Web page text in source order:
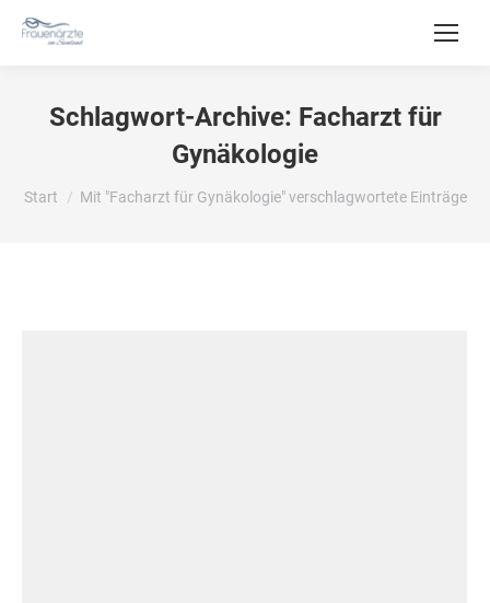
Schlagwort-Archive: Facharzt für
Gynäkologie
Sie befinden sich hier:
Start Mit "Facharzt für Gynäkologie" verschlagwortete Einträge